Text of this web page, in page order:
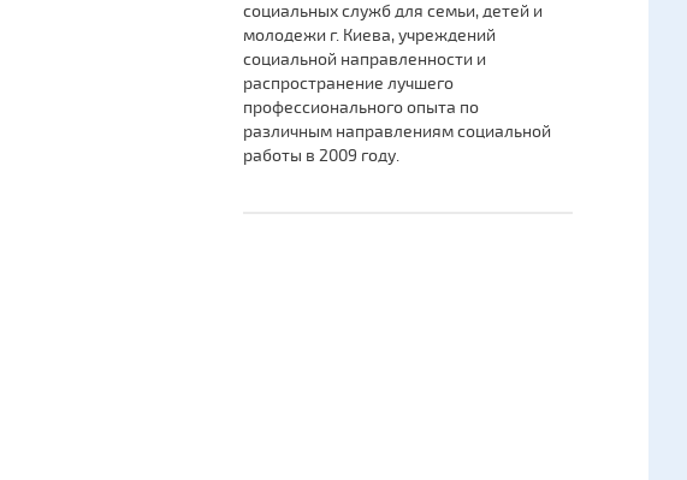
социальных служб для семьи, детей и
молодежи г. Киева, учреждений
социальной направленности и
распространение лучшего
профессионального опыта по
различным направлениям социальной
работы в 2009 году.